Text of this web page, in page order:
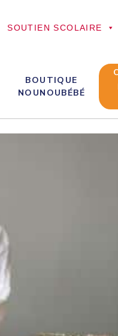
SOUTIEN SCOLAIRE
BOUTIQUE
NOUNOUBÉBÉ